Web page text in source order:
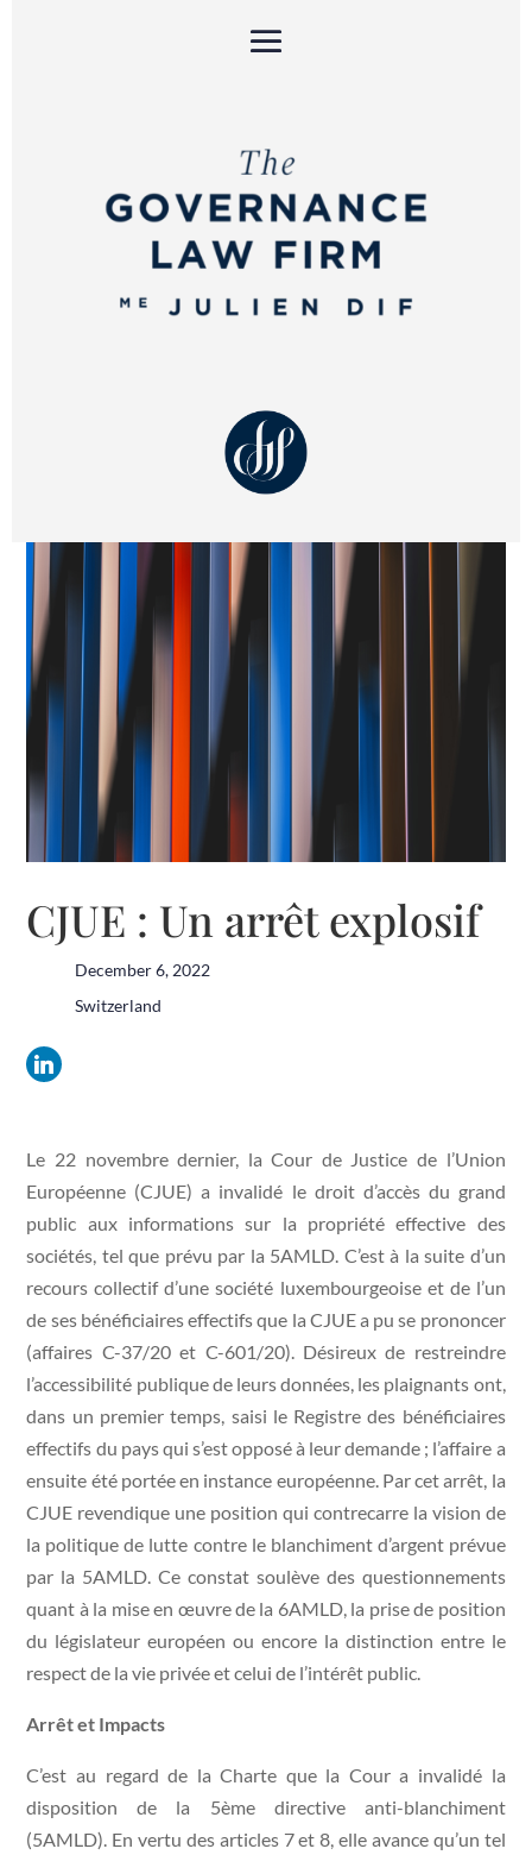
CJUE : Un arrêt explosif
December 6, 2022
Switzerland
Le 22 novembre dernier, la Cour de Justice de l’Union
Européenne (CJUE) a invalidé le droit d’accès du grand
public aux informations sur la propriété effective des
sociétés, tel que prévu par la 5AMLD. C’est à la suite d’un
recours collectif d’une société luxembourgeoise et de l’un
de ses bénéficiaires effectifs que la CJUE a pu se prononcer
(affaires C-37/20 et C-601/20). Désireux de restreindre
l’accessibilité publique de leurs données, les plaignants ont,
dans un premier temps, saisi le Registre des bénéficiaires
effectifs du pays qui s’est opposé à leur demande ; l’affaire a
ensuite été portée en instance européenne. Par cet arrêt, la
CJUE revendique une position qui contrecarre la vision de
la politique de lutte contre le blanchiment d’argent prévue
par la 5AMLD. Ce constat soulève des questionnements
quant à la mise en œuvre de la 6AMLD, la prise de position
du législateur européen ou encore la distinction entre le
respect de la vie privée et celui de l’intérêt public.
Arrêt et Impacts
C’est au regard de la Charte que la Cour a invalidé la
disposition de la 5ème directive anti-blanchiment
(5AMLD). En vertu des articles 7 et 8, elle avance qu’un tel